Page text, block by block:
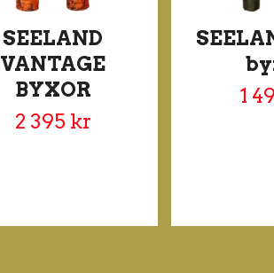
SEELAND
VANTAGE
BYXOR
2 395 kr
1